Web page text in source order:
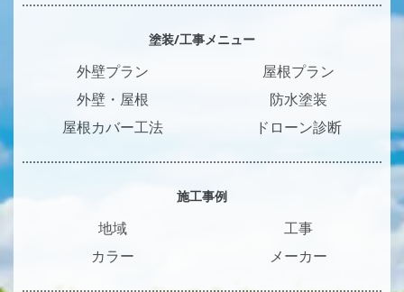
塗装/工事メニュー
外壁プラン
屋根プラン
外壁・屋根
防水塗装
屋根カバー工法
ドローン診断
施工事例
地域
工事
カラー
メーカー